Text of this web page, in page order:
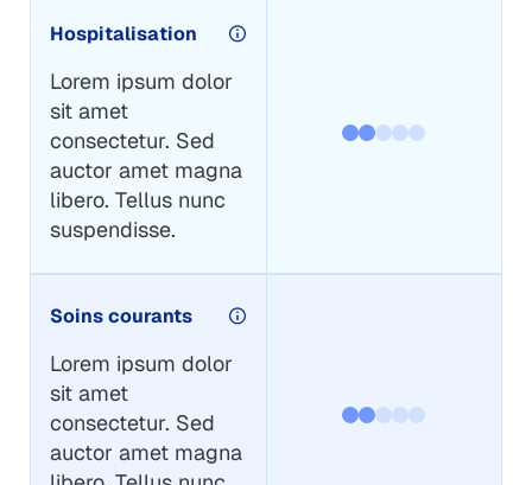
Hospitalisation
Lorem ipsum dolor
sit amet
consectetur. Sed
auctor amet magna
libero. Tellus nunc
suspendisse.
Soins courants
Lorem ipsum dolor
sit amet
consectetur. Sed
auctor amet magna